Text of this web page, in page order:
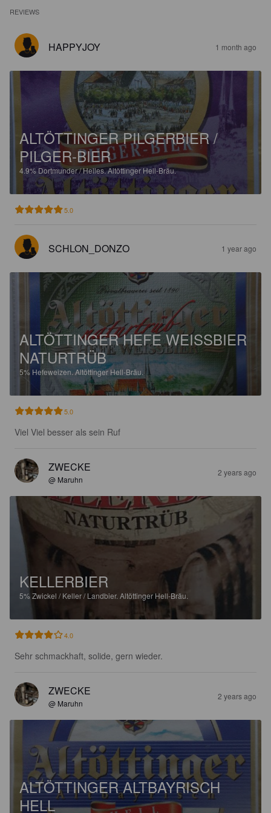
REVIEWS
HAPPYJOY 1 month ago
ALTÖTTINGER PILGERBIER /
PILGER-BIER
4.9%Dortmunder / Helles.Altöttinger Hell-Bräu.
5.0
SCHLON_DONZO 1 year ago
ALTÖTTINGER HEFE WEISSBIER
NATURTRÜB
5% Hefeweizen.Altöttinger Hell-Bräu.
5.0
Viel Viel besser als sein Ruf
ZWECKE
@ Maruhn
2 years ago
KELLERBIER
5%Zwickel / Keller / Landbier. Altöttinger Hell-Bräu.
4.0
Sehr schmackhaft, solide, gern wieder.
ZWECKE
@ Maruhn
2 years ago
ALTÖTTINGER ALTBAYRISCH
HELL